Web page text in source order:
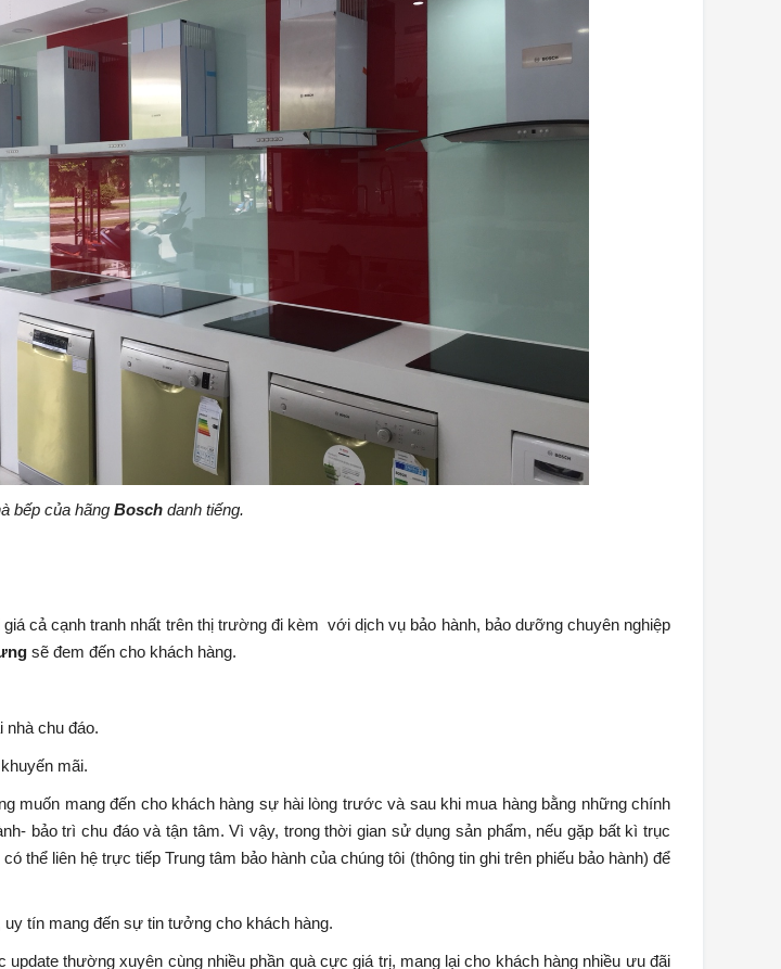
bếp của hãng Bosch danh tiếng.
cả cạnh tranh nhất trên thị trường đi kèm với dịch vụ bảo hành, bảo dưỡng chuyên nghiệp
sẽ đem đến cho khách hàng.
chu đáo.
mãi.
muốn mang đến cho khách hàng sự hài lòng trước và sau khi mua hàng bằng những chính
bảo trì chu đáo và tận tâm. Vì vậy, trong thời gian sử dụng sản phẩm, nếu gặp bất kì trục
thể liên hệ trực tiếp Trung tâm bảo hành của chúng tôi (thông tin ghi trên phiếu bảo hành) để
uy tín mang đến sự tin tưởng cho khách hàng.
thường xuyên cùng nhiều phần quà cực giá trị, mang lại cho khách hàng nhiều ưu đãi